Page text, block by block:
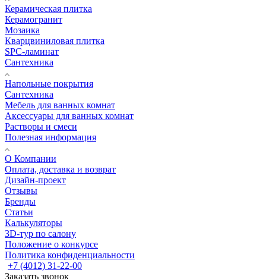
Керамическая плитка
Керамогранит
Мозаика
Кварцвиниловая плитка
SPC-ламинат
Сантехника
Напольные покрытия
Сантехника
Мебель для ванных комнат
Аксессуары для ванных комнат
Растворы и смеси
Полезная информация
О Компании
Оплата, доставка и возврат
Дизайн-проект
Отзывы
Бренды
Статьи
Калькуляторы
3D-тур по салону
Положение о конкурсе
Политика конфиденциальности
+7 (4012) 31-22-00
Заказать звонок